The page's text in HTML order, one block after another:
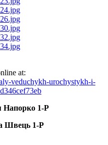
at:
veduchykh-urochystykh-i-
Напорко 1-Р
Швець 1-Р